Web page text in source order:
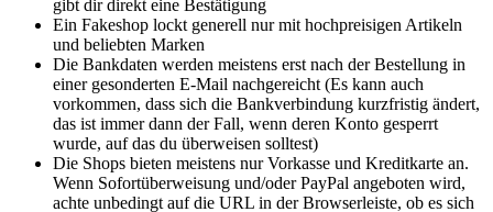
gibt dir direkt eine Bestätigung
Ein Fakeshop lockt generell nur mit hochpreisigen Artikeln
und beliebten Marken
Die Bankdaten werden meistens erst nach der Bestellung in
einer gesonderten E-Mail nachgereicht (Es kann auch
vorkommen, dass sich die Bankverbindung kurzfristig ändert,
das ist immer dann der Fall, wenn deren Konto gesperrt
wurde, auf das du überweisen solltest)
Die Shops bieten meistens nur Vorkasse und Kreditkarte an.
Wenn Sofortüberweisung und/oder PayPal angeboten wird,
achte unbedingt auf die URL in der Browserleiste, ob es sich